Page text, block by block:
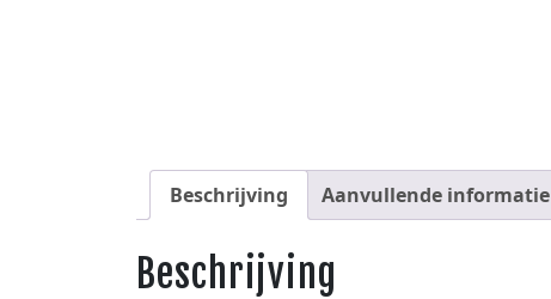
Beschrijving Aanvullende informatie
Beschrijving